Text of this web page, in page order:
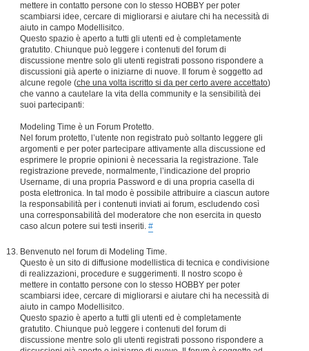
mettere in contatto persone con lo stesso HOBBY per poter
scambiarsi idee, cercare di migliorarsi e aiutare chi ha necessità di
aiuto in campo Modellisitco.
Questo spazio è aperto a tutti gli utenti ed è completamente
gratutito. Chiunque può leggere i contenuti del forum di
discussione mentre solo gli utenti registrati possono rispondere a
discussioni già aperte o iniziarne di nuove. Il forum è soggetto ad
alcune regole (che una volta iscritto si da per certo avere accettato)
che vanno a cautelare la vita della community e la sensibilità dei
suoi partecipanti:
Modeling Time è un Forum Protetto.
Nel forum protetto, l’utente non registrato può soltanto leggere gli
argomenti e per poter partecipare attivamente alla discussione ed
esprimere le proprie opinioni è necessaria la registrazione. Tale
registrazione prevede, normalmente, l’indicazione del proprio
Username, di una propria Password e di una propria casella di
posta elettronica. In tal modo è possibile attribuire a ciascun autore
la responsabilità per i contenuti inviati ai forum, escludendo così
una corresponsabilità del moderatore che non esercita in questo
caso alcun potere sui testi inseriti. #
Benvenuto nel forum di Modeling Time.
Questo è un sito di diffusione modellistica di tecnica e condivisione
di realizzazioni, procedure e suggerimenti. Il nostro scopo è
mettere in contatto persone con lo stesso HOBBY per poter
scambiarsi idee, cercare di migliorarsi e aiutare chi ha necessità di
aiuto in campo Modellisitco.
Questo spazio è aperto a tutti gli utenti ed è completamente
gratutito. Chiunque può leggere i contenuti del forum di
discussione mentre solo gli utenti registrati possono rispondere a